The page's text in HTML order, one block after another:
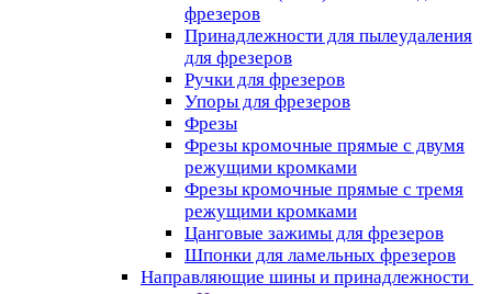
фрезеров
Принадлежности для пылеудаления
для фрезеров
Ручки для фрезеров
Упоры для фрезеров
Фрезы
Фрезы кромочные прямые с двумя
режущими кромками
Фрезы кромочные прямые с тремя
режущими кромками
Цанговые зажимы для фрезеров
Шпонки для ламельных фрезеров
Направляющие шины и принадлежности